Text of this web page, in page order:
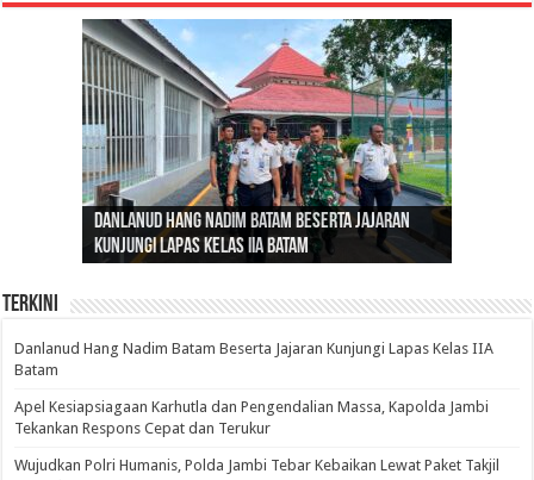
Danlanud Hang Nadim Batam Beserta Jajaran
Kunjungi Lapas Kelas IIA Batam
Silaturahmi dan Reses Komite I DPD RI di Polda
Jambi Bahas Sinergitas Penanganan Narkotika
Gubernur Al Haris: Lomba Cerdas Cermat Sarana
Edukasi Pembentukan Karakter Generasi
Penerus
Gubernur Al Haris Dorong Koperasi Merah Putih
Cepat Beroperasi Agar Bisa Layani Masyarakat
Penuhi Kebutuhannya
Sosok Fenomenal yang Menggetarkan
Nusantara: Ratu Wangsa, Wanita Berkelas
dengan Pengaruh Internasional
Terkini
Danlanud Hang Nadim Batam Beserta Jajaran Kunjungi Lapas Kelas IIA
Batam
Apel Kesiapsiagaan Karhutla dan Pengendalian Massa, Kapolda Jambi
Tekankan Respons Cepat dan Terukur
Wujudkan Polri Humanis, Polda Jambi Tebar Kebaikan Lewat Paket Takjil